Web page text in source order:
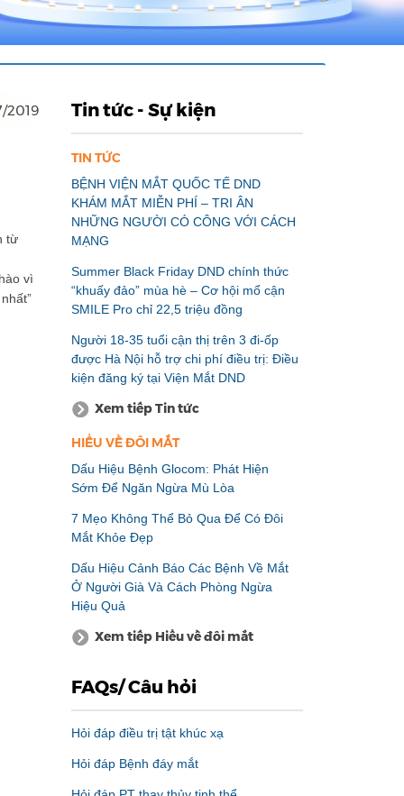
2019
từ
vì
Tin tức - Sự kiện
TIN TỨC
BỆNH VIỆN MẮT QUỐC TẾ DND
KHÁM MẮT MIỄN PHÍ – TRI ÂN
NHỮNG NGƯỜI CÓ CÔNG VỚI CÁCH
MẠNG
Summer Black Friday DND chính thức
“khuấy đảo” mùa hè – Cơ hội mổ cận
SMILE Pro chỉ 22,5 triệu đồng
Người 18-35 tuổi cận thị trên 3 đi-ốp
được Hà Nội hỗ trợ chi phí điều trị: Điều
kiện đăng ký tại Viện Mắt DND
Xem tiếp Tin tức
HIỂU VỀ ĐÔI MẮT
Dấu Hiệu Bệnh Glocom: Phát Hiện
Sớm Để Ngăn Ngừa Mù Lòa
7 Mẹo Không Thể Bỏ Qua Để Có Đôi
Mắt Khỏe Đẹp
Dấu Hiệu Cảnh Báo Các Bệnh Về Mắt
Ở Người Già Và Cách Phòng Ngừa
Hiệu Quả
Xem tiếp Hiểu về đôi mắt
FAQs/ Câu hỏi
Hỏi đáp điều trị tật khúc xạ
Hỏi đáp Bệnh đáy mắt